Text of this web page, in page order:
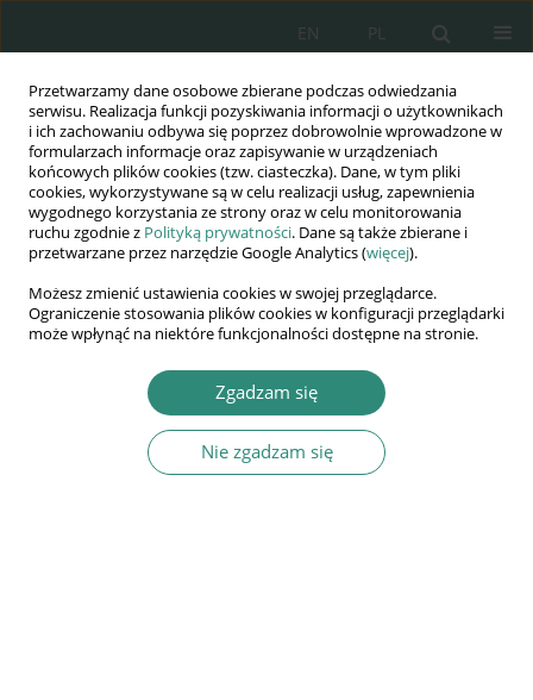
Przetwarzamy dane osobowe zbierane podczas odwiedzania
serwisu. Realizacja funkcji pozyskiwania informacji o użytkownikach
i ich zachowaniu odbywa się poprzez dobrowolnie wprowadzone w
formularzach informacje oraz zapisywanie w urządzeniach
końcowych plików cookies (tzw. ciasteczka). Dane, w tym pliki
cookies, wykorzystywane są w celu realizacji usług, zapewnienia
wygodnego korzystania ze strony oraz w celu monitorowania
ruchu zgodnie z Polityką prywatności. Dane są także zbierane i
przetwarzane przez narzędzie Google Analytics (więcej).
Możesz zmienić ustawienia cookies w swojej przeglądarce.
Ograniczenie stosowania plików cookies w konfiguracji przeglądarki
może wpłynąć na niektóre funkcjonalności dostępne na stronie.
Zgadzam się
Nie zgadzam się
PL
EN
Wydawnictwo
AWSGE
Akademia Nauk Stosowanych
WSGE
im. Alcide De Gasperi
Izabela Leśniak
Straż miejska jako determinanta bezpieczeństwa i